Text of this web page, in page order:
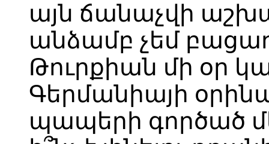
այն ճանաչվի
անձամբ չեմ
Թուրքիան մի օր
Գերմանիայի
պապերի գործած